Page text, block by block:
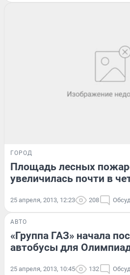
ГОРОД
Площадь лесных
увеличилась почти в
25 апреля, 2013, 12:23 208
АВТО
«Группа ГАЗ» начала
автобусы для
25 апреля, 2013, 10:45 132